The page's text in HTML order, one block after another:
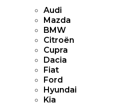
Audi
Mazda
BMW
Citroën
Cupra
Dacia
Fiat
Ford
Hyundai
Kia